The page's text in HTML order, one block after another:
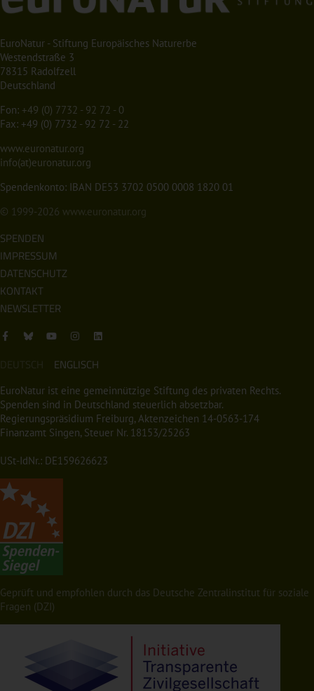
EuroNatur - Stiftung Europäisches Naturerbe
Westendstraße 3
78315 Radolfzell
Deutschland
Fon: +49 (0) 7732 - 92 72 - 0
Fax: +49 (0) 7732 - 92 72 - 22
www.euronatur.org
info(at)euronatur.org
Spendenkonto: IBAN DE53 3702 0500 0008 1820 01
© 1999-2026 www.euronatur.org
SPENDEN
IMPRESSUM
DATENSCHUTZ
KONTAKT
NEWSLETTER
DEUTSCH ENGLISCH
EuroNatur ist eine gemeinnützige Stiftung des privaten Rechts.
Spenden sind in Deutschland steuerlich absetzbar.
Regierungspräsidium Freiburg, Aktenzeichen 14-0563-174
Finanzamt Singen, Steuer Nr. 18153/25263
USt-IdNr.: DE159626623
Geprüft und empfohlen durch das Deutsche Zentralinstitut für soziale
Fragen (DZI)